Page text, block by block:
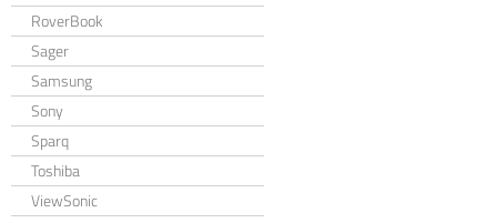
RoverBook
Sager
Samsung
Sony
Sparq
Toshiba
ViewSonic